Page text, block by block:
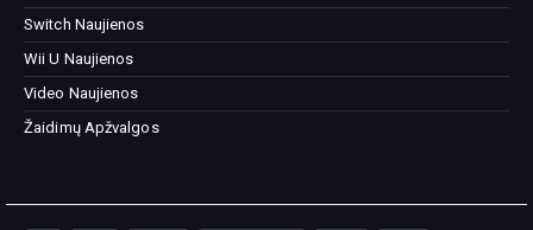
Switch Naujienos
Wii U Naujienos
Video Naujienos
Žaidimų Apžvalgos